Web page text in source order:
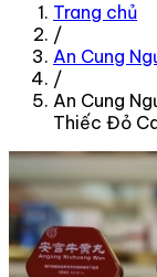
Trang chủ
/
An Cung
/
An Cung
Thiếc Đỏ